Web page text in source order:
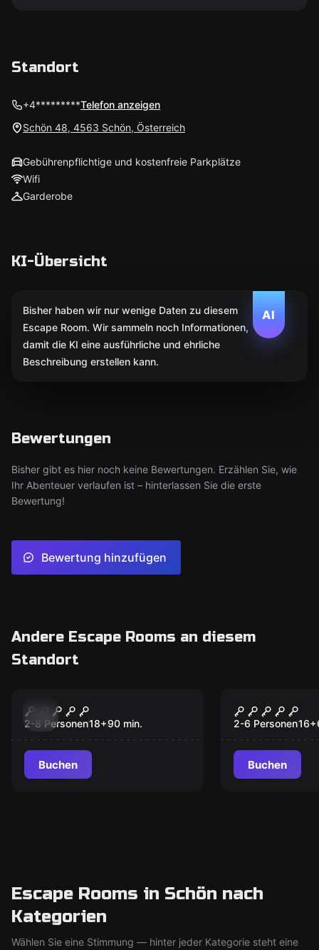
Standort
+4*********Telefon anzeigen
Schön 48, 4563 Schön, Österreich
Gebührenpflichtige und kostenfreie Parkplätze
Wifi
Garderobe
KI-Übersicht
AI
Bisher haben wir nur wenige Daten zu diesem
Escape Room. Wir sammeln noch Informationen,
damit die KI eine ausführliche und ehrliche
Beschreibung erstellen kann.
Bewertungen
Bisher gibt es hier noch keine Bewertungen. Erzählen Sie, wie
Ihr Abenteuer verlaufen ist – hinterlassen Sie die erste
Bewertung!
Bewertung hinzufügen
Andere Escape Rooms an diesem
Standort
Neu
Jigsaw - Live
2-8 Personen18+90 min.
Buchen
Neu
Das
2-6 Personen16+
Buchen
Escape Rooms in Schön nach
Kategorien
Wählen Sie eine Stimmung — hinter jeder Kategorie steht eine